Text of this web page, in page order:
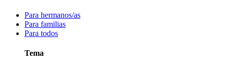
Para hermanos/as
Para familias
Para todos
Tema